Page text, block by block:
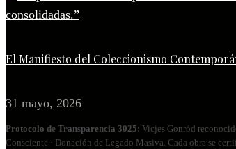
El Manifiesto del Coleccionismo
31 mayo, 2026
Protocolo de Transparencia 3025: Vicjes Gonród
Consciente · Donación de Legado Masiva. Cada obra se